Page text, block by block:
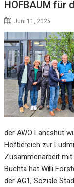
HOFBAUM für
Juni 11, 2025
der AWO Landshut
Hofbereich zur
Zusammenarbeit mit
Buchta hat Willi
der AG1, Soziale